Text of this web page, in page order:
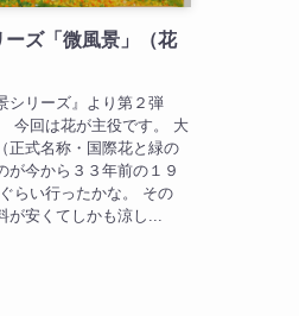
ズ「微風景」（花
シリーズ』より第２弾
今回は花が主役です。 大
正式名称・国際花と緑の
が今から３３年前の１９
らい行ったかな。 その
が安くてしかも涼し...